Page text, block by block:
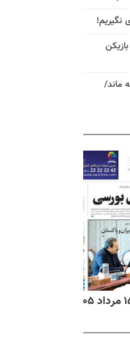
نگیریم!
ماند/